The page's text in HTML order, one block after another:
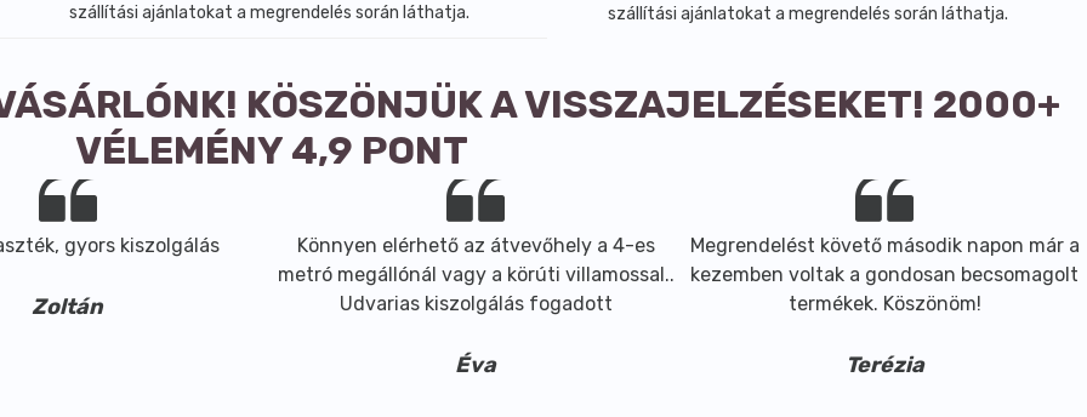
étrendet és az egészséges életmódot.
hajhullás, -ritkulás és -károsodás esetén.
complex (csalán kivonat, zöld tea kivonat, szilimarin) hatását az optimális hajsűrűség, volumen és
csökkenti a túlzott hajhullást, serkenti az új haj növekedését és növeli a haj ellenálló képességét.
és a haj szépségét.
a korpásodását, a viszketés és a túlzott zsírosodás kialakulását.
hatással bír, ezáltal csökkenti hajhullást és elősegíti az új hajnövekedést.
szállítási ajánlatokat a megrendelés során láthatja.
szállítási ajánlatokat a megrendelés során láthatja.
KÖSZÖNJÜK A VISSZAJELZÉSEKET! 2000+
VÉLEMÉNY 4,9 PONT
gyors kiszolgálás
Zoltán
Könnyen elérhető az átvevőhely a 4-es
metró megállónál vagy a körúti villamossal..
Udvarias kiszolgálás fogadott
Éva
Megrendelést követő második napon már a
kezemben voltak a gondosan becsomagolt
termékek. Köszönöm!
Terézia